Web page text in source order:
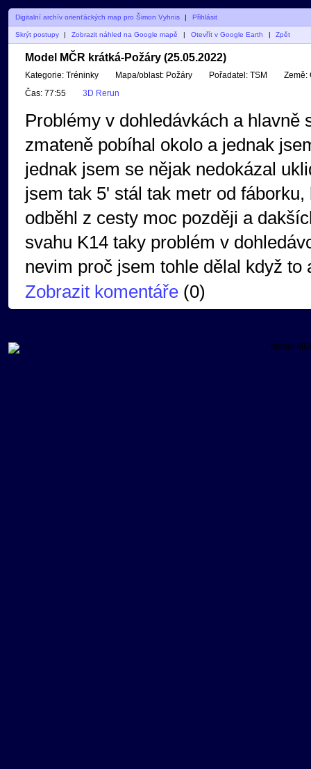
Digitalní archív orienťáckých map pro Šimon Vyhnis | Přihlásit
Skrýt postupy Zobrazit náhled na Google mapě Otevřít v Google Earth Zpět
Model MČR krátká-Požáry (25.05.2022)
Kategorie: Tréninky Mapa/oblast: Požáry Pořadatel: TSM Země:
Čas: 77:55 3D Rerun
Problémy v dohledávkách a
zmateně pobíhal okolo a jednak
jednak jsem se nějak nedokázal
jsem tak 5' stál tak metr od
odběhl z cesty moc později a
svahu K14 taky problém v
nevim proč jsem tohle dělal když
Zobrazit komentáře (0)